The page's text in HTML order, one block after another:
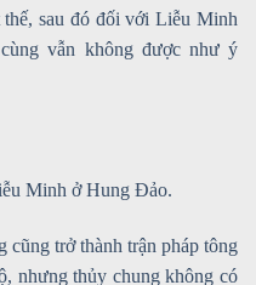
sau đó đối với Liễu Minh
vẫn không được như ý
Minh ở Hung Đảo.
cũng trở thành trận pháp tông
nhưng thủy chung không có